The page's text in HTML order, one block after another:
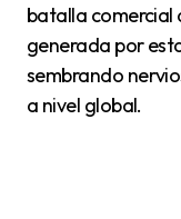
batalla comercial
generada por
sembrando
a nivel global.